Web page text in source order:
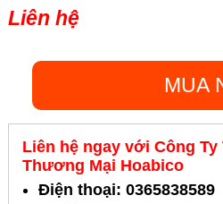
Liên hệ
MUA
Liên hệ ngay với Công Ty
Thương Mại Hoabico
Điện thoại: 0365838589